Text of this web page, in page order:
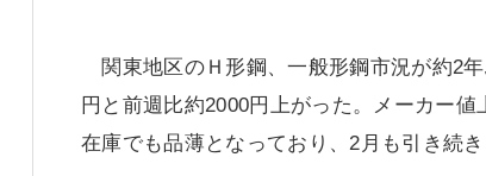
関東地区のＨ形鋼、一般形鋼市況が約2
円と前週比約2000円上がった。メーカー
在庫でも品薄となっており、2月も引き続